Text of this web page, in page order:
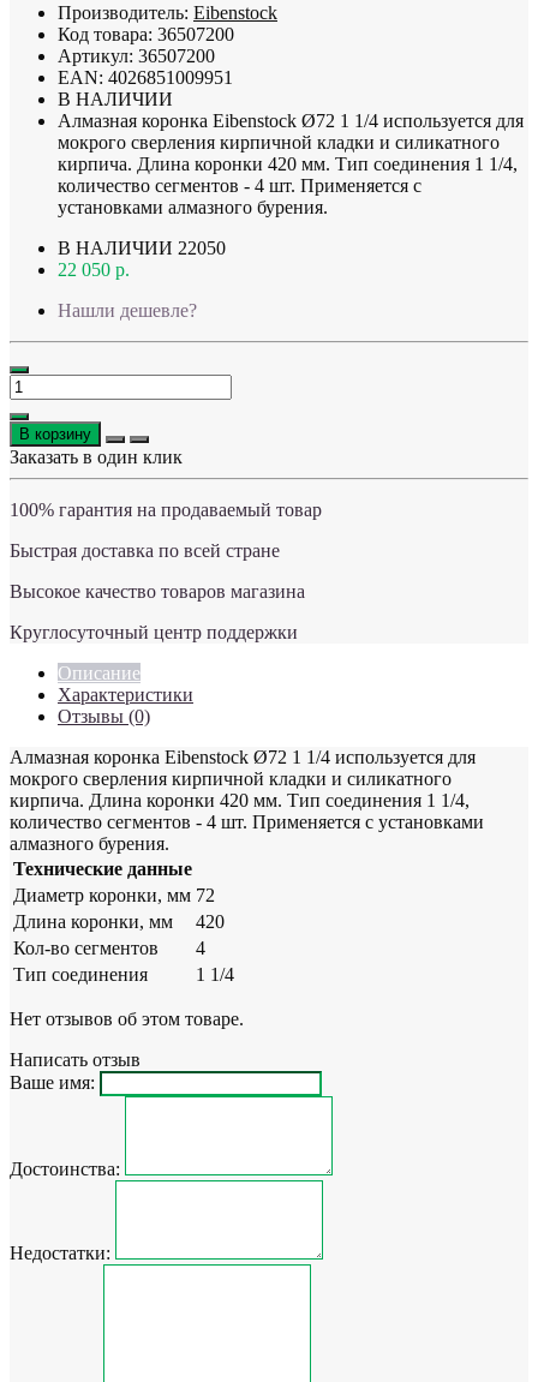
Производитель: Eibenstock
Код товара: 36507200
Артикул: 36507200
EAN: 4026851009951
В НАЛИЧИИ
Алмазная коронка Eibenstock Ø72 1 1/4 используется для
мокрого сверления кирпичной кладки и силикатного
кирпича. Длина коронки 420 мм. Тип соединения 1 1/4,
количество сегментов - 4 шт. Применяется с
установками алмазного бурения.
В НАЛИЧИИ 22050
22 050 р.
Нашли дешевле?
В корзину
Заказать в один клик
100% гарантия на продаваемый товар
Быстрая доставка по всей стране
Высокое качество товаров магазина
Круглосуточный центр поддержки
Описание
Характеристики
Отзывы (0)
Алмазная коронка Eibenstock Ø72 1 1/4 используется для
мокрого сверления кирпичной кладки и силикатного
кирпича. Длина коронки 420 мм. Тип соединения 1 1/4,
количество сегментов - 4 шт. Применяется с установками
алмазного бурения.
Технические данные
Диаметр коронки, мм 72
Длина коронки, мм
420
Кол-во сегментов
4
Тип соединения
1 1/4
Нет отзывов об этом товаре.
Написать отзыв
Ваше имя:
Достоинства:
Недостатки: